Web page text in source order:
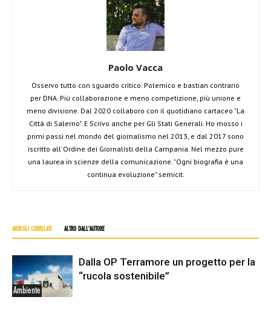
Paolo Vacca
Osservo tutto con sguardo critico. Polemico e bastian contrario
per DNA. Più collaborazione e meno competizione, più unione e
meno divisione. Dal 2020 collaboro con il quotidiano cartaceo "La
Città di Salerno". E Scrivo anche per Gli Stati Generali. Ho mosso i
primi passi nel mondo del giornalismo nel 2013, e dal 2017 sono
iscritto all'Ordine dei Giornalisti della Campania. Nel mezzo pure
una laurea in scienze della comunicazione. "Ogni biografia è una
continua evoluzione" semicit.
ARTICOLI CORRELATI ALTRO DALL'AUTORE
Ambiente
Dalla OP Terramore un progetto per la
“rucola sostenibile”